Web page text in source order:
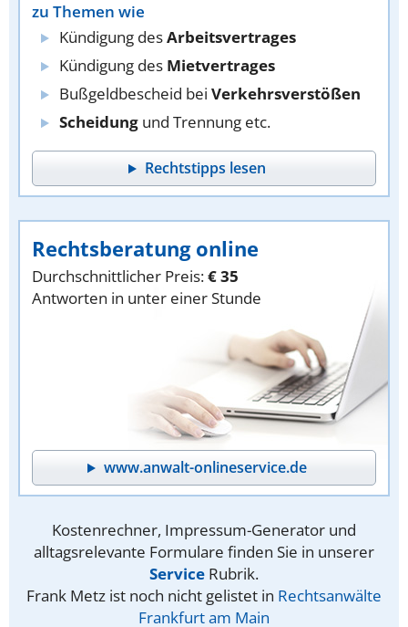
zu Themen wie
Kündigung desArbeitsvertrages
Kündigung des Mietvertrages
Bußgeldbescheid bei Verkehrsverstößen
Scheidung und Trennung etc.
Rechtstipps lesen
Rechtsberatung online
Durchschnittlicher Preis:€ 35
Antworten in unter einer Stunde
www.anwalt-onlineservice.de
Kostenrechner, Impressum-Generator und
alltagsrelevante Formulare finden Sie in unserer
Service Rubrik.
Frank Metz ist noch nicht gelistet in Rechtsanwälte
Frankfurt am Main